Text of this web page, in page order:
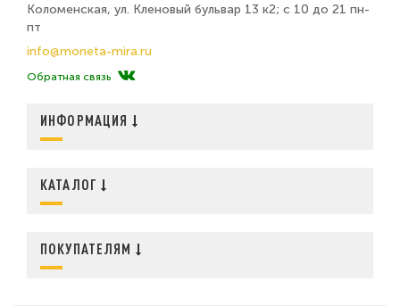
Коломенская, ул. Кленовый бульвар 13 к2; с 10 до 21 пн-
пт
info@moneta-mira.ru
Обратная связь
ИНФОРМАЦИЯ
КАТАЛОГ
ПОКУПАТЕЛЯМ